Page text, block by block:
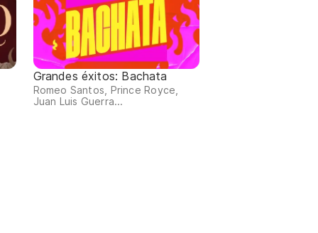
Grandes éxitos: Bachata
Romeo Santos, Prince Royce,
Juan Luis Guerra...